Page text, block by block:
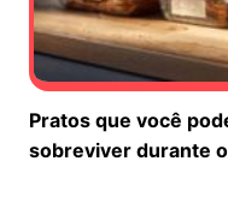
Pratos que você
sobreviver durante